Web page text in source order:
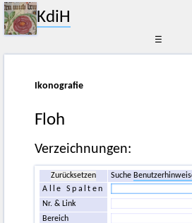
KdiH
☰
Ikonografie
Floh
Verzeichnungen:
Zurücksetzen Suche
Alle Spalten
Nr. & Link
Bereich